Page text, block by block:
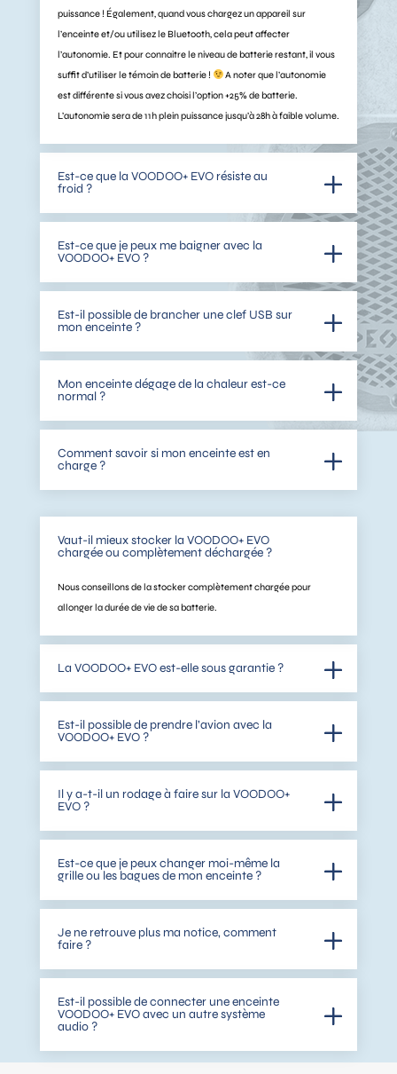
puissance ! Également, quand vous chargez un appareil sur
l’enceinte et/ou utilisez le Bluetooth, cela peut affecter
l’autonomie. Et pour connaitre le niveau de batterie restant, il vous
suffit d’utiliser le témoin de batterie !
A noter que l’autonomie
est différente si vous avez choisi l’option +25% de batterie.
L’autonomie sera de 11h plein puissance jusqu’à 28h à faible volume.
Est-ce que la VOODOO+ EVO résiste au
froid ?
Est-ce que je peux me baigner avec la
VOODOO+ EVO ?
Est-il possible de brancher une clef USB sur
mon enceinte ?
Mon enceinte dégage de la chaleur est-ce
normal ?
Comment savoir si mon enceinte est en
charge ?
Vaut-il mieux stocker la VOODOO+ EVO
chargée ou complètement déchargée ?
Nous conseillons de la stocker complètement chargée pour
allonger la durée de vie de sa batterie.
La VOODOO+ EVO est-elle sous garantie ?
Est-il possible de prendre l’avion avec la
VOODOO+ EVO ?
Il y a-t-il un rodage à faire sur la VOODOO+
EVO ?
Est-ce que je peux changer moi-même la
grille ou les bagues de mon enceinte ?
Je ne retrouve plus ma notice, comment
faire ?
Est-il possible de connecter une enceinte
VOODOO+ EVO avec un autre système
audio ?